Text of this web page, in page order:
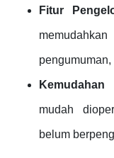
Fitur
Kemudahan
mudah
belum